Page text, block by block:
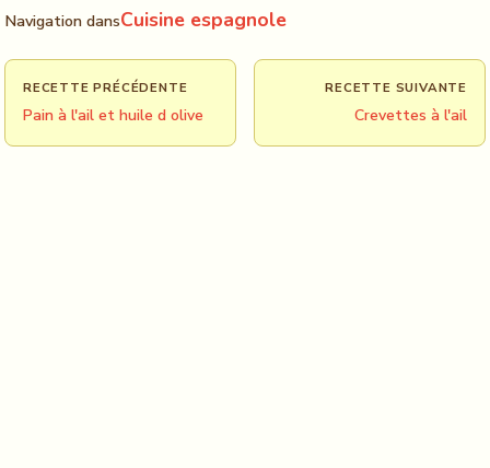
Navigation dansCuisine espagnole
RECETTE PRÉCÉDENTE
Pain à l'ail et huile d olive
RECETTE SUIVANTE
Crevettes à l'ail